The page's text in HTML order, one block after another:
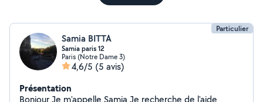
Particulier
Samia BITTA
Samia paris 12
Paris (Notre Dame 3)
4,6/5 (5 avis)
Présentation
Bonjour Je m'appelle Samia Je recherche de l'aide